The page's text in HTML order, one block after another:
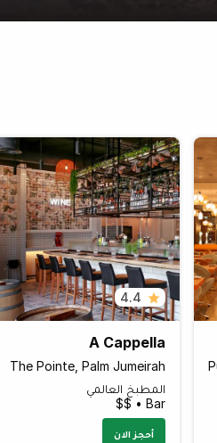
4.4
A Cappella
The Pointe, Palm Jumeirah
المطبخ العالمي
Bar • $$
أحجز الان